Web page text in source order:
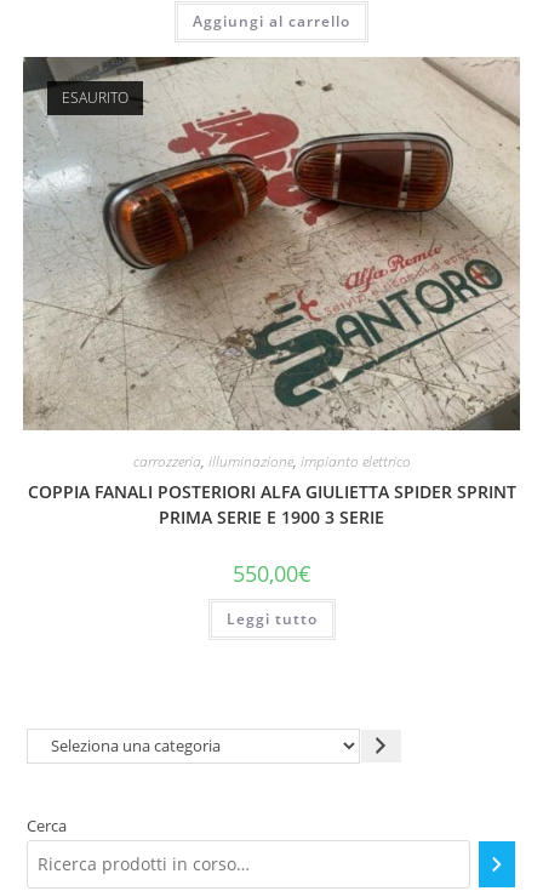
Aggiungi al carrello
ESAURITO
carrozzeria, illuminazione, impianto elettrico
COPPIA FANALI POSTERIORI ALFA GIULIETTA SPIDER SPRINT
PRIMA SERIE E 1900 3 SERIE
550,00€
Leggi tutto
Seleziona
Cerca